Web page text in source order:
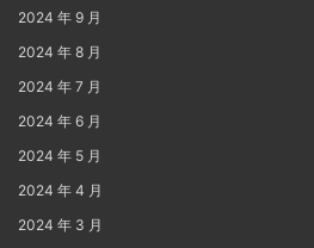
2024 年 9 月
2024 年 8 月
2024 年 7 月
2024 年 6 月
2024 年 5 月
2024 年 4 月
2024 年 3 月